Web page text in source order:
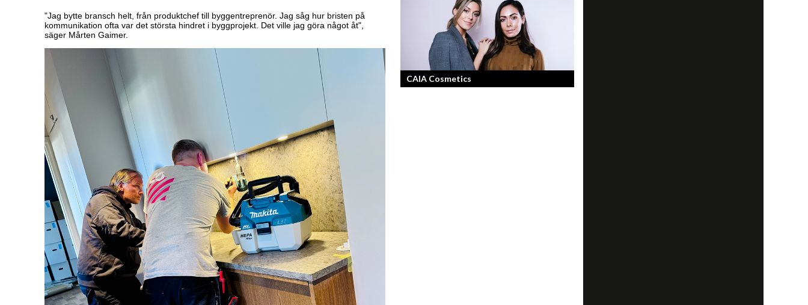
"Jag bytte bransch helt, från produktchef till byggentreprenör. Jag såg hur bristen på
kommunikation ofta var det största hindret i byggprojekt. Det ville jag göra något åt",
säger Mårten Gaimer.
Läs mer om deras liv som YouTubers och
Entreprenörer
CAIA Cosmetics